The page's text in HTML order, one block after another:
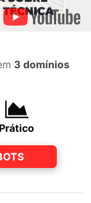
3 domínios
Prático